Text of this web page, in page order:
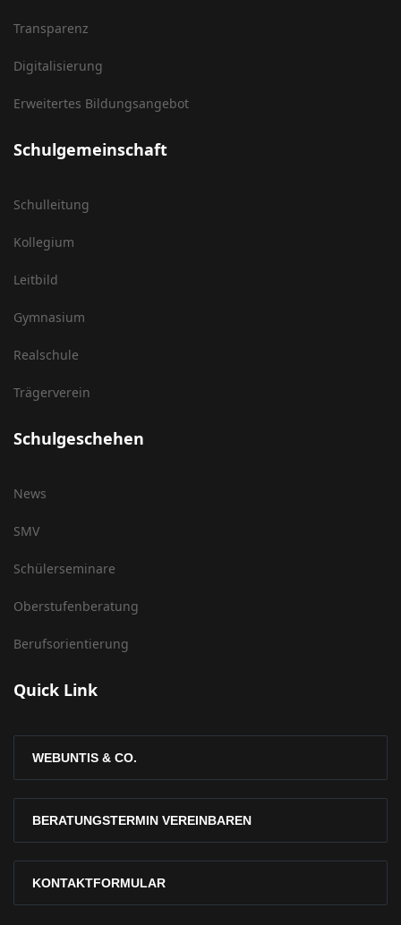
Transparenz
Digitalisierung
Erweitertes Bildungsangebot
Schulgemeinschaft
Schulleitung
Kollegium
Leitbild
Gymnasium
Realschule
Trägerverein
Schulgeschehen
News
SMV
Schülerseminare
Oberstufenberatung
Berufsorientierung
Quick Link
WEBUNTIS & CO.
BERATUNGSTERMIN VEREINBAREN
KONTAKTFORMULAR